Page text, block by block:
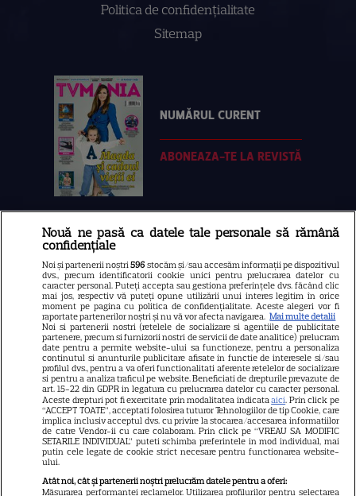
Politica de confidenţialitate
Sitemap
NUMĂRUL CURENT
ABONEAZA-TE LA REVISTĂ
Libertatea
Libertatea pentru femei
GSP
Știri mondene
Avantaje
Elle
Unica
Retete practice
URMĂREȘTE-NE PE
Nouă ne pasă ca datele tale personale să rămână
confidențiale
Noi și partenerii noștri596 stocăm și/sau accesăm informații pe dispozitivul
dvs., precum identificatorii cookie unici pentru prelucrarea datelor cu
caracter personal. Puteți accepta sau gestiona preferințele dvs. făcând clic
mai jos, respectiv vă puteți opune utilizării unui interes legitim în orice
moment pe pagina cu politica de confidențialitate. Aceste alegeri vor fi
raportate partenerilor noștri și nu vă vor afecta navigarea. Mai multe detalii
Noi si partenerii nostri (retelele de socializare si agentiile de publicitate
partenere, precum si furnizorii nostri de servicii de date analitice) prelucram
date pentru a permite website-ului sa functioneze, pentru a personaliza
continutul si anunturile publicitare afisate in functie de interesele si/sau
profilul dvs., pentru a va oferi functionalitati aferente retelelor de socializare
si pentru a analiza traficul pe website. Beneficiati de drepturile prevazute de
art. 15-22 din GDPR in legatura cu prelucrarea datelor cu caracter personal.
Aceste drepturi pot fi exercitate prin modalitatea indicataaici. Prin click pe
“ACCEPT TOATE”, acceptati folosirea tuturor Tehnologiilor de tip Cookie, care
implica inclusiv acceptul dvs. cu privire la stocarea/accesarea informatiilor
de catre Vendor-ii cu care colaboram. Prin click pe “VREAU SA MODIFIC
SETARILE INDIVIDUAL” puteti schimba preferintele in mod individual, mai
putin cele legate de cookie strict necesare pentru functionarea website-
ului.
Atât noi, cât și partenerii noștri prelucrăm datele pentru a oferi:
Măsurarea performanței reclamelor. Utilizarea profilurilor pentru selectarea